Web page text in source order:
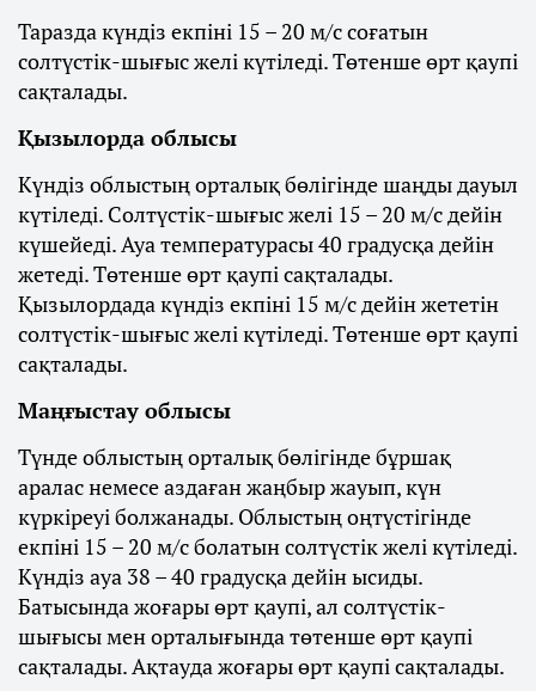
Таразда күндіз екпіні 15 – 20 м/с соғатын
солтүстік-шығыс желі күтіледі. Төтенше өрт қаупі
сақталады.
Қызылорда облысы
Күндіз облыстың орталық бөлігінде шаңды дауыл
күтіледі. Солтүстік-шығыс желі 15 – 20 м/с дейін
күшейеді. Ауа температурасы 40 градусқа дейін
жетеді. Төтенше өрт қаупі сақталады.
Қызылордада күндіз екпіні 15 м/с дейін жететін
солтүстік-шығыс желі күтіледі. Төтенше өрт қаупі
сақталады.
Маңғыстау облысы
Түнде облыстың орталық бөлігінде бұршақ
аралас немесе аздаған жаңбыр жауып, күн
күркіреуі болжанады. Облыстың оңтүстігінде
екпіні 15 – 20 м/с болатын солтүстік желі күтіледі.
Күндіз ауа 38 – 40 градусқа дейін ысиды.
Батысында жоғары өрт қаупі, ал солтүстік-
шығысы мен орталығында төтенше өрт қаупі
сақталады. Ақтауда жоғары өрт қаупі сақталады.